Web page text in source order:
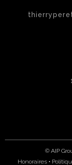
© AIP
Honoraires •